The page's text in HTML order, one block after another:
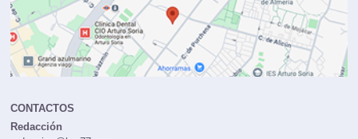
CONTACTOS
Redacción